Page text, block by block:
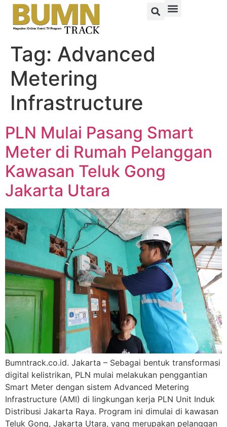
Tag: Advanced
Metering
Infrastructure
PLN Mulai Pasang Smart
Meter di Rumah Pelanggan
Kawasan Teluk Gong
Jakarta Utara
Bumntrack.co.id. Jakarta – Sebagai bentuk transformasi
digital kelistrikan, PLN mulai melakukan penggantian
Smart Meter dengan sistem Advanced Metering
Infrastructure (AMI) di lingkungan kerja PLN Unit Induk
Distribusi Jakarta Raya. Program ini dimulai di kawasan
Teluk Gong, Jakarta Utara, yang merupakan pelanggan